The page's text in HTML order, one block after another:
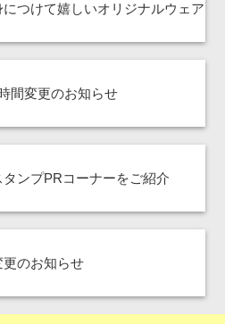
つけて嬉しいオリジナルウェア
間変更のお知らせ
ンプPRコーナーをご紹介
のお知らせ